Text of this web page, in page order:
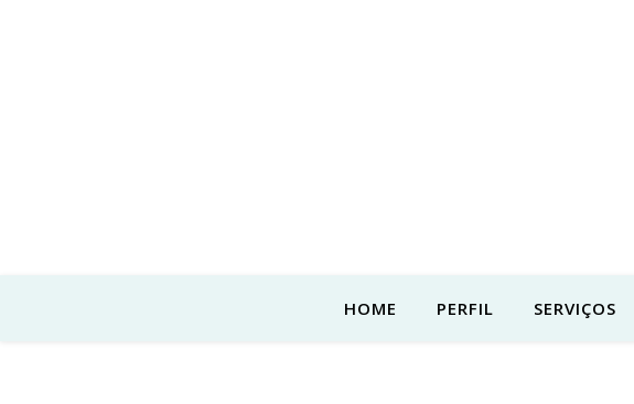
HOME PERFIL SERVIÇOS